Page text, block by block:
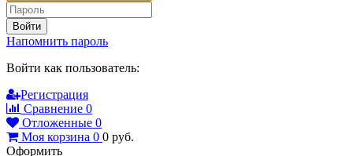
Войти
Напомнить пароль
Войти как пользователь:
Регистрация
Сравнение 0
Отложенные 0
Моя корзина 0 0 руб.
Оформить